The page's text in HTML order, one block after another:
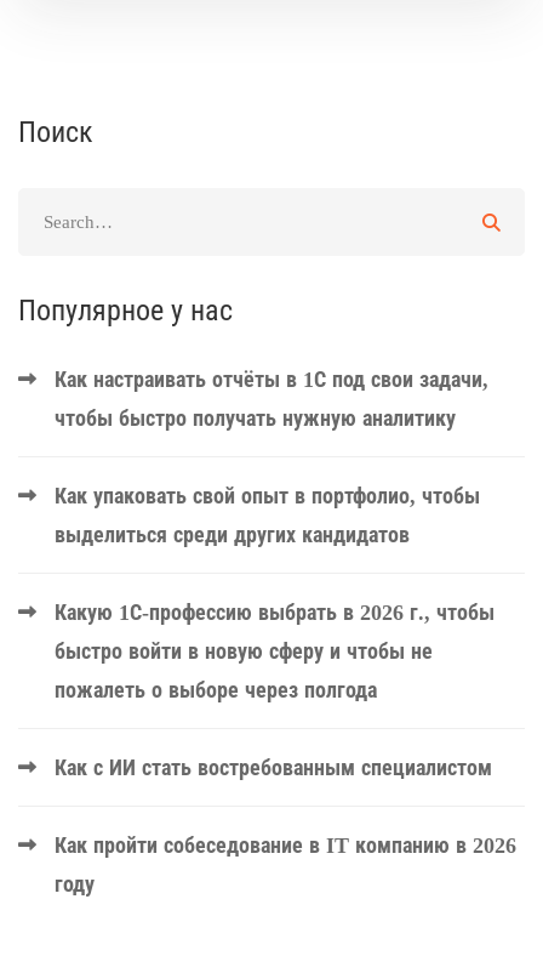
Поиск
Популярное у нас
Как настраивать отчёты в 1С под свои задачи,
чтобы быстро получать нужную аналитику
Как упаковать свой опыт в портфолио, чтобы
выделиться среди других кандидатов
Какую 1С-профессию выбрать в 2026 г., чтобы
быстро войти в новую сферу и чтобы не
пожалеть о выборе через полгода
Как с ИИ стать востребованным специалистом
Как пройти собеседование в IT компанию в 2026
году